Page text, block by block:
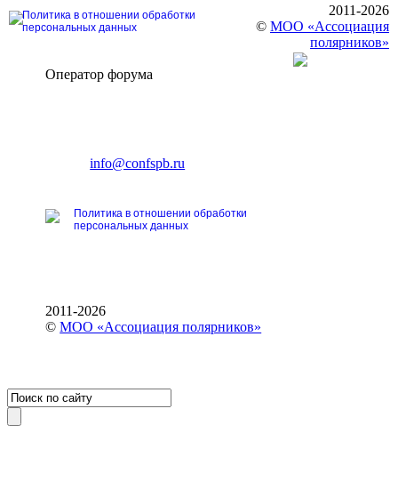
Политика в отношении обработки
персональных данных
2011-2026
© МОО «Ассоциация
полярников»
Оператор форума
E-mail:info@confspb.ru
Политика в отношении обработки
персональных данных
2011-2026
©МОО «Ассоциация полярников»